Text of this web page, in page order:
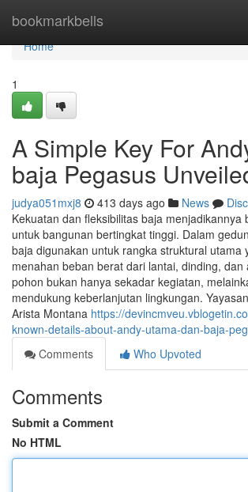
bookmarkbells
Home
Home
1
A Simple Key For
baja Pegasus
judya051mxj8 413 days ago News
Kekuatan dan fleksibilitas baja menjadikannya
untuk bangunan bertingkat tinggi. Dalam
baja digunakan untuk rangka struktural utama
menahan beban berat dari lantai, dinding, dan
pohon bukan hanya sekadar kegiatan,
mendukung keberlanjutan lingkungan.
Arista Montana https://
known-details-about-andy-utama-dan-baja-
Comments
Who Upvoted
Comments
Submit a Comment
No HTML